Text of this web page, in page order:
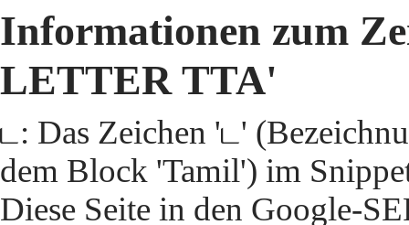
Informationen zum
LETTER TTA'
ட: Das Zeichen 'ட'
dem Block 'Tamil') im
Diese Seite in den Google-